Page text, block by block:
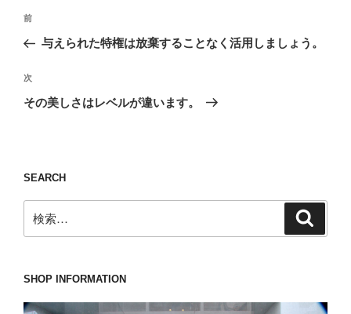
投
ナ
ビ
ゲ
ン
前
の
稿
前
与えられた特権は放棄することなく活用しましょう。
次
の
次
その美しさはレベルが違います。
SEARCH
索:
SHOP INFORMATION